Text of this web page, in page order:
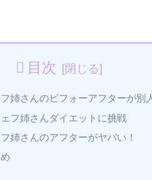
目次
姉さんのビフォーアフターが別
フ姉さんダイエットに挑戦
姉さんのアフターがヤバい！